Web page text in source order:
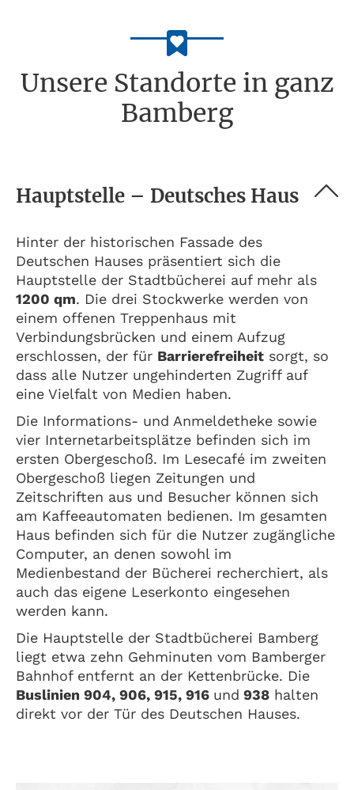
Unsere Standorte in ganz
Bamberg
Hauptstelle – Deutsches Haus
Hinter der historischen Fassade des
Deutschen Hauses präsentiert sich die
Hauptstelle der Stadtbücherei auf mehr als
1200 qm. Die drei Stockwerke werden von
einem offenen Treppenhaus mit
Verbindungsbrücken und einem Aufzug
erschlossen, der für Barrierefreiheit sorgt, so
dass alle Nutzer ungehinderten Zugriff auf
eine Vielfalt von Medien haben.
Die Informations- und Anmeldetheke sowie
vier Internetarbeitsplätze befinden sich im
ersten Obergeschoß. Im Lesecafé im zweiten
Obergeschoß liegen Zeitungen und
Zeitschriften aus und Besucher können sich
am Kaffeeautomaten bedienen. Im gesamten
Haus befinden sich für die Nutzer zugängliche
Computer, an denen sowohl im
Medienbestand der Bücherei recherchiert, als
auch das eigene Leserkonto eingesehen
werden kann.
Die Hauptstelle der Stadtbücherei Bamberg
liegt etwa zehn Gehminuten vom Bamberger
Bahnhof entfernt an der Kettenbrücke. Die
Buslinien 904, 906, 915, 916 und 938 halten
direkt vor der Tür des Deutschen Hauses.